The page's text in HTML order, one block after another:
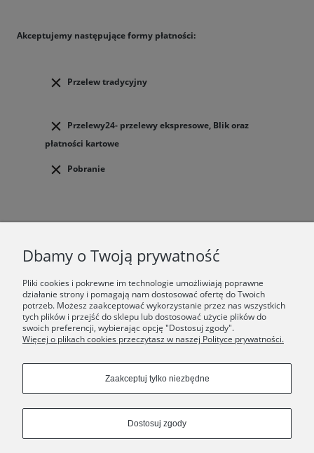
Akceptujemy następujące formy płatności:
Przelew tradycyjny
Przelewy24- przelewy ekspresowe, Blik oraz
płatności kartowe
Pobranie
ŚWIAT ORSKA
Dołącz do nas:
Copyrights © 2024 - ORSKA
Dbamy o Twoją prywatność
Pliki cookies i pokrewne im technologie umożliwiają poprawne
działanie strony i pomagają nam dostosować ofertę do Twoich
potrzeb. Możesz zaakceptować wykorzystanie przez nas wszystkich
tych plików i przejść do sklepu lub dostosować użycie plików do
swoich preferencji, wybierając opcję "Dostosuj zgody".
Więcej o plikach cookies przeczytasz w naszej Polityce prywatności.
Zaakceptuj tylko niezbędne
Dostosuj zgody